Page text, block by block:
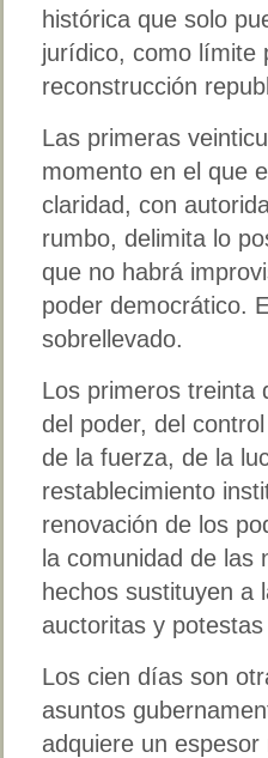
histórica que solo
jurídico, como límite
reconstrucción
Las primeras
momento en el que
claridad, con
rumbo, delimita lo
que no habrá
poder democrático.
sobrellevado.
Los primeros treinta
del poder, del
de la fuerza, de la
restablecimiento
renovación de los
la comunidad de
hechos sustituyen a
auctoritas y potestas
Los cien días son
asuntos
adquiere un